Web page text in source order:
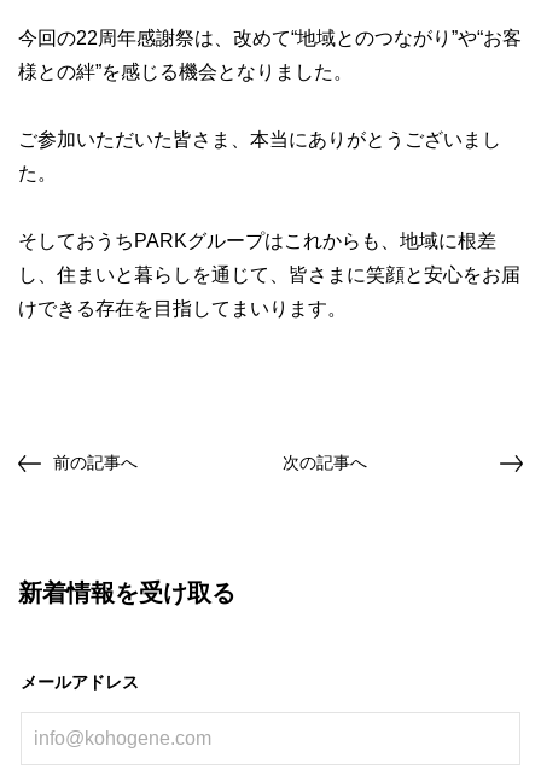
今回の22周年感謝祭は、改めて“地域とのつながり”や“お客
様との絆”を感じる機会となりました。
ご参加いただいた皆さま、本当にありがとうございまし
た。
そしておうちPARKグループはこれからも、地域に根差
し、住まいと暮らしを通じて、皆さまに笑顔と安心をお届
けできる存在を目指してまいります。
前の記事へ 次の記事へ
新着情報を受け取る
メールアドレス